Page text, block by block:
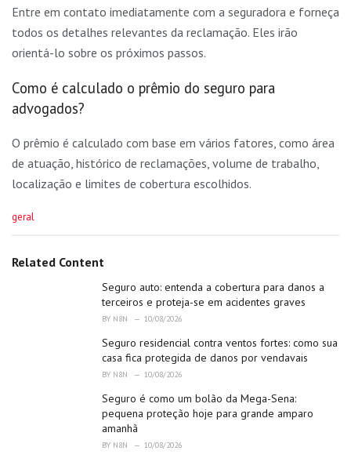
Entre em contato imediatamente com a seguradora e forneça
todos os detalhes relevantes da reclamação. Eles irão
orientá-lo sobre os próximos passos.
Como é calculado o prêmio do seguro para
advogados?
O prêmio é calculado com base em vários fatores, como área
de atuação, histórico de reclamações, volume de trabalho,
localização e limites de cobertura escolhidos.
C
e
geral
Related Content
Seguro auto: entenda a cobertura para danos a
terceiros e proteja-se em acidentes graves
BY N8N 10/08/2026
Seguro residencial contra ventos fortes: como sua
casa fica protegida de danos por vendavais
BY N8N 10/08/2026
Seguro é como um bolão da Mega-Sena:
pequena proteção hoje para grande amparo
amanhã
BY N8N 10/08/2026